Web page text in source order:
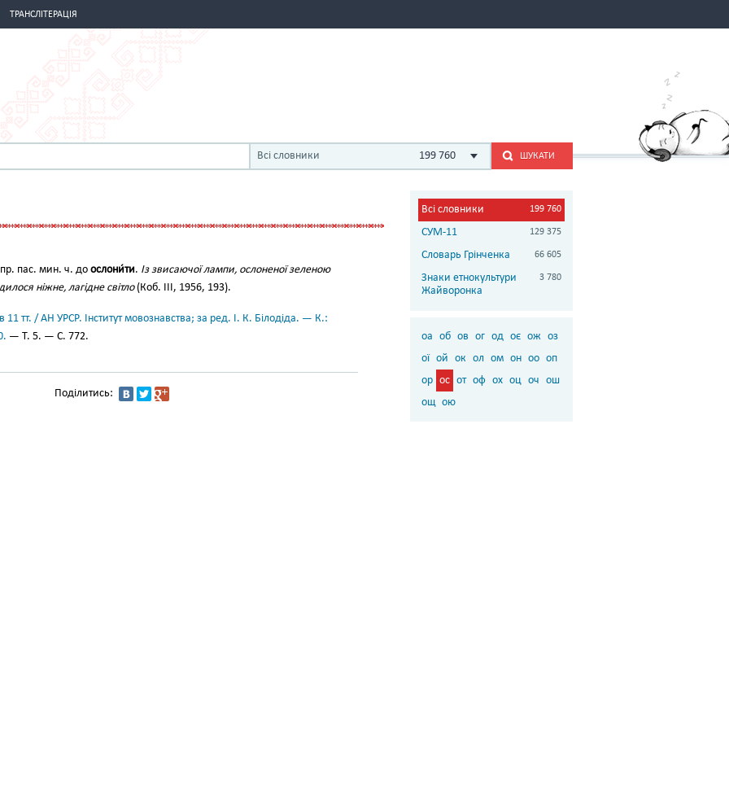
ТРАНСЛІТЕРАЦІЯ
Всі словники 199 760 ШУКАТИ
пас. мин. ч. до ослони́ти. Із звисаючої лампи, ослоненої зеленою
ніжне, лагідне світло(Коб. III, 1956, 193).
11 тт. / АН УРСР. Інститут мовознавства; за ред. І. К. Білодіда. — К.:
— Т. 5. — С. 772.
Поділитись:
Всі словники 199 760
СУМ-11 129 375
Словарь Грінченка 66 605
Знаки етнокультури
Жайворонка
3 780
оа об ов ог од оє ож оз
ої ой ок ол ом он оо оп
ор ос от оф ох оц оч ош
ощ ою